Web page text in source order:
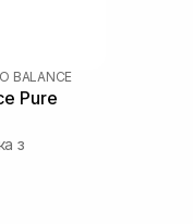
BALANCE
Pure
з